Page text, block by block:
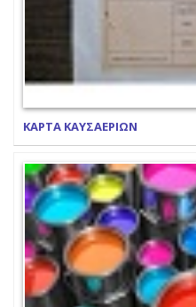
ΚΑΡΤΑ ΚΑΥΣΑΕΡΙΩΝ